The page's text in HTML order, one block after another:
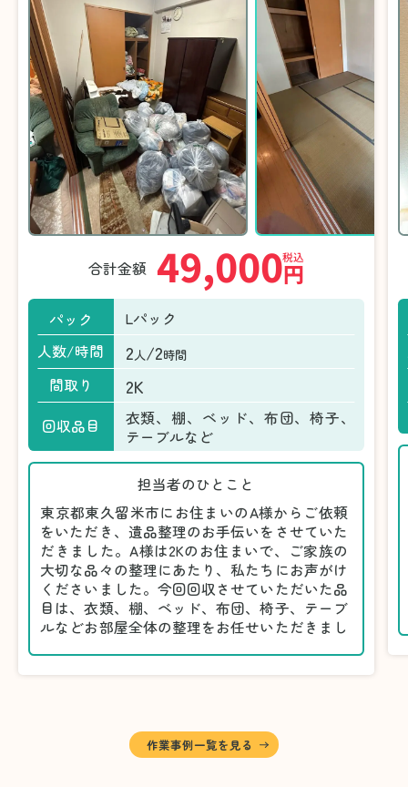
合計金額 49,000円
税込
パック
Lパック
人数/時間
2人 /2時間
間取り 2K
回収品目
衣類、棚、ベッド、布団、椅子、
テーブルなど
担当者のひとこと
東京都東久留米市にお住まいのA様からご依頼
をいただき、遺品整理のお手伝いをさせていた
だきました。A様は2Kのお住まいで、ご家族の
大切な品々の整理にあたり、私たちにお声がけ
くださいました。今回回収させていただいた品
目は、衣類、棚、ベッド、布団、椅子、テーブ
ルなどお部屋全体の整理をお任せいただきまし
に仕分けしました。
A様から「手際よく進めてくれて助かりまし
作業事例一覧を見る